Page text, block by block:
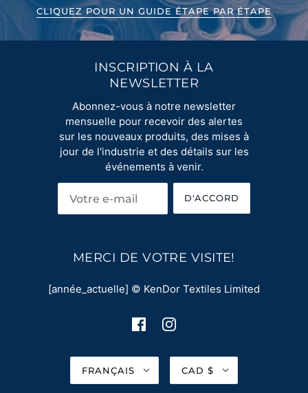
CLIQUEZ POUR UN GUIDE ÉTAPE PAR ÉTAPE
INSCRIPTION À LA
NEWSLETTER
Abonnez-vous à notre newsletter
mensuelle pour recevoir des alertes
sur les nouveaux produits, des mises à
jour de l'industrie et des détails sur les
événements à venir.
D'ACCORD
MERCI DE VOTRE VISITE!
[année_actuelle] © KenDor Textiles Limited
FRANÇAIS CAD $